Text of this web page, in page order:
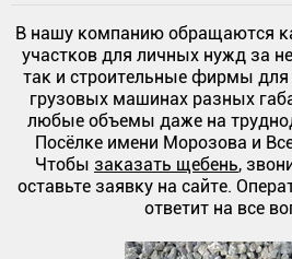
В нашу компанию обращаются
участков для личных нужд за
так и строительные фирмы
грузовых машинах разных
любые объемы даже на
Посёлке имени Морозова и
Чтобы заказать щебень,
оставьте заявку на сайте.
ответит на все